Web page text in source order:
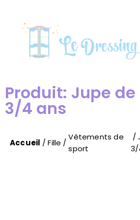
Produit: Jupe
3/4 ans
Accueil /Fille /
Vêtements de
sport
/
3/